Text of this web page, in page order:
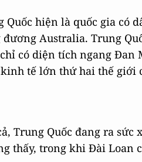
Quốc hiện là quốc gia có
Australia. Trung
có diện tích ngang Đan
tế lớn thứ hai thế giới
Trung Quốc đang ra
thấy, trong khi Đài Loan